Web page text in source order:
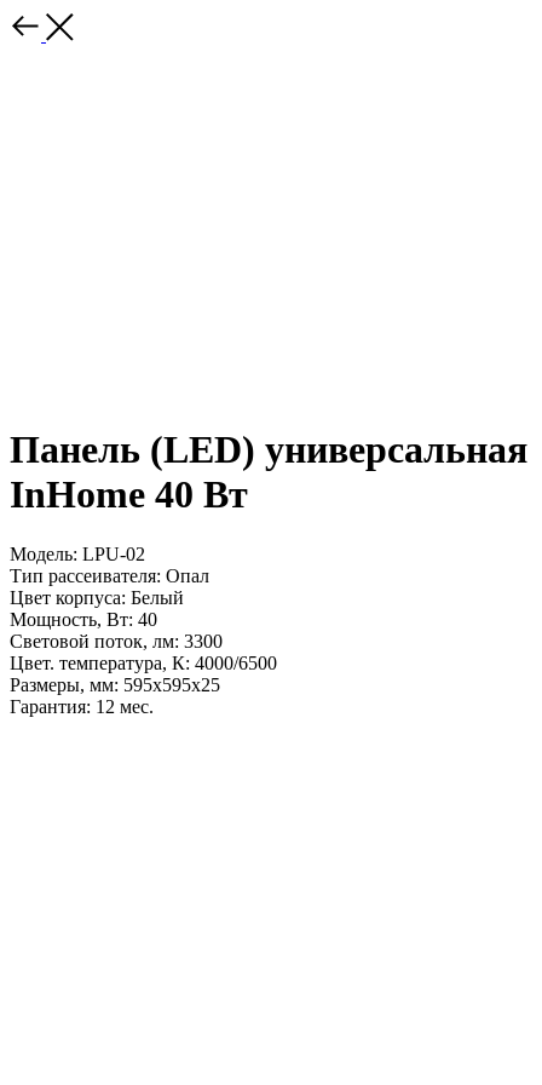
Панель (LED) универсальная
InHome 40 Вт
Модель: LPU-02
Тип рассеивателя: Опал
Цвет корпуса: Белый
Мощность, Вт: 40
Световой поток, лм: 3300
Цвет. температура, К: 4000/6500
Размеры, мм: 595х595х25
Гарантия: 12 мес.